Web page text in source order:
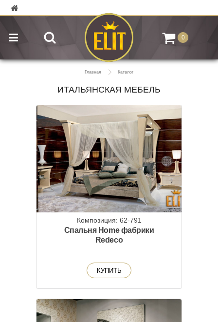
0
Главная Каталог
ИТАЛЬЯНСКАЯ МЕБЕЛЬ
Композиция: 62-791
Спальня Home фабрики
Redeco
КУПИТЬ